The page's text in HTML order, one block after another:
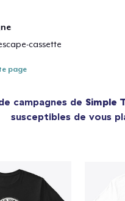
cassette
page
campagnes de Simple
susceptibles de vous